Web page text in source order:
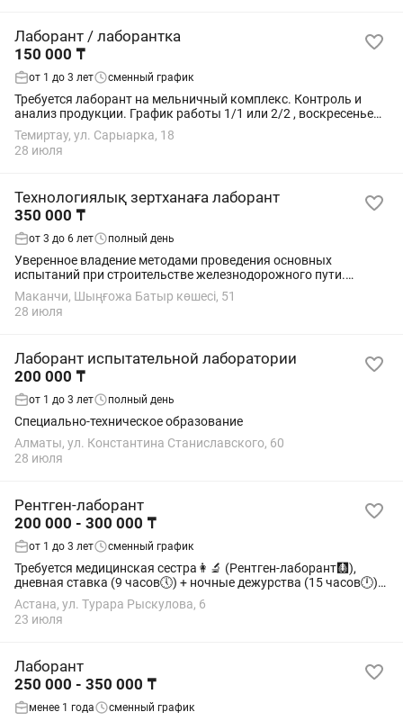
Лаборант / лаборантка
150 000 ₸
от 1 до 3 лет сменный график
Требуется лаборант на мельничный комплекс. Контроль и
анализ продукции. График работы 1/1 или 2/2 , воскресенье
выходной.
Темиртау, ул. Сарыарка, 18
28 июля
Технологиялық зертханаға лаборант
350 000 ₸
от 3 до 6 лет полный день
Уверенное владение методами проведения основных
испытаний при строительстве железнодорожного пути.
Уверенное владение офисными программами (MS Office).
Умение самостоятельно оформлять протоколы...
Маканчи, Шыңғожа Батыр көшесі, 51
28 июля
Лаборант испытательной лаборатории
200 000 ₸
от 1 до 3 лет полный день
Специально-техническое образование
Алматы, ул. Константина Станиславского, 60
28 июля
Рентген-лаборант
200 000 - 300 000 ₸
от 1 до 3 лет сменный график
Требуется медицинская сестра👩🔬 (Рентген-лаборант🩻),
дневная ставка (9 часов🕔) + ночные дежурства (15 часов🕛).
Умение работать в команде, стрессоустойчивость 🤯😵💫🥴😤,
коммуникабельность🤝,...
Астана, ул. Турара Рыскулова, 6
23 июля
Лаборант
250 000 - 350 000 ₸
менее 1 года сменный график